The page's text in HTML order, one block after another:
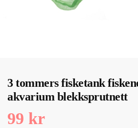
3 tommers fisketank
akvarium blekksprutnett
99 kr